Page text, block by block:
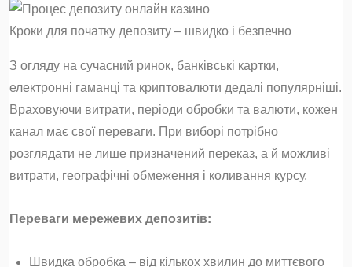
Кроки для початку депозиту – швидко і безпечно
З огляду на сучасний ринок, банківські картки,
електронні гаманці та криптовалюти дедалі популярніші.
Враховуючи витрати, періоди обробки та валюти, кожен
канал має свої переваги. При виборі потрібно
розглядати не лише призначений переказ, а й можливі
витрати, географічні обмеження і коливання курсу.
Переваги мережевих депозитів:
Швидка обробка – від кількох хвилин до миттєвого